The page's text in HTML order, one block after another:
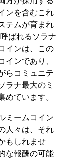
ンを含むこれ
テムが育まれ
ばれるソラナ
インは、この
ンであり、
らコミュニテ
ラナ最大のミ
ています。
ミームコイン
人々は、それ
もしれませ
な報酬の可能